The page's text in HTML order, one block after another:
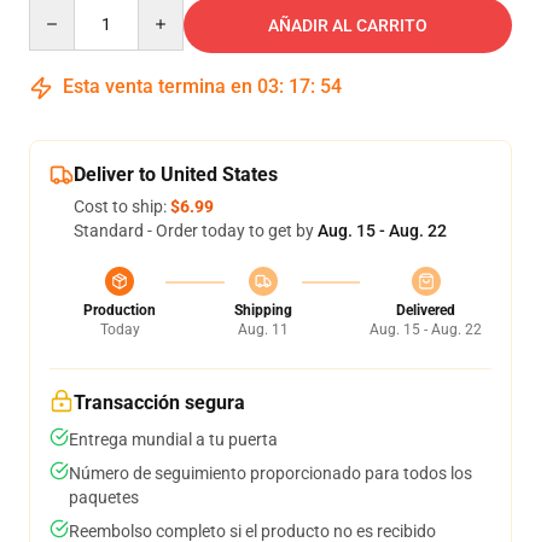
AÑADIR AL CARRITO
Esta venta termina en 03: 17: 53
Deliver to United States
Cost to ship:$6.99
Standard - Order today to get byAug. 15 - Aug. 22
Production
Today
Shipping
Aug. 11
Delivered
Aug. 15 - Aug. 22
Transacción segura
Entrega mundial a tu puerta
Número de seguimiento proporcionado para todos los
paquetes
Reembolso completo si el producto no es recibido